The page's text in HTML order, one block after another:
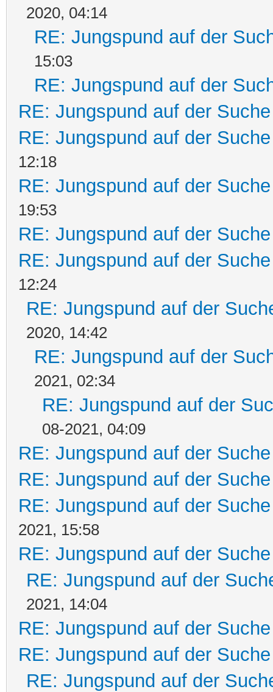
2020, 04:14
RE: Jungspund auf der
15:03
RE: Jungspund auf der
RE: Jungspund auf der
RE: Jungspund auf der
12:18
RE: Jungspund auf der
19:53
RE: Jungspund auf der
RE: Jungspund auf der
12:24
RE: Jungspund auf der
2020, 14:42
RE: Jungspund auf der
2021, 02:34
RE: Jungspund auf der
08-2021, 04:09
RE: Jungspund auf der
RE: Jungspund auf der
RE: Jungspund auf der
2021, 15:58
RE: Jungspund auf der
RE: Jungspund auf der
2021, 14:04
RE: Jungspund auf der
RE: Jungspund auf der
RE: Jungspund auf der